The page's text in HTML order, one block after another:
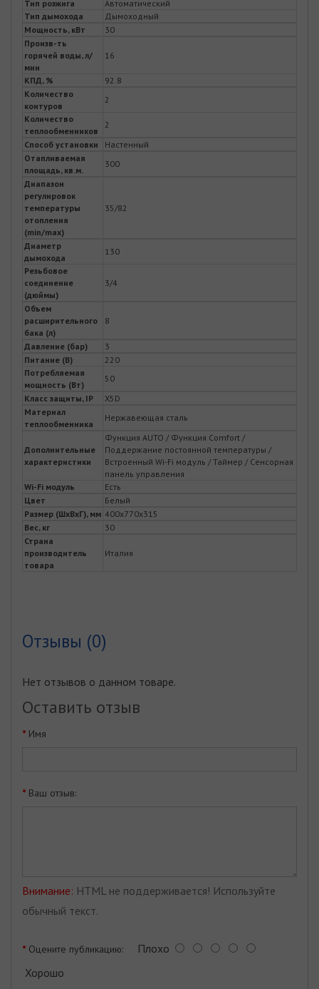
Тип розжига
Автоматический
Тип дымохода
Дымоходный
Мощность, кВт
30
Произв-ть
горячей воды, л/
мин
16
КПД, %
92.8
Количество
контуров
2
Количество
теплообменников
2
Способ установки
Настенный
Отапливаемая
площадь, кв.м.
300
Диапазон
регулировок
температуры
отопления
(min/max)
35/82
Диаметр
дымохода
130
Резьбовое
соединение
(дюймы)
3/4
Объем
расширительного
бака (л)
8
Давление (бар)
3
Питание (В)
220
Потребляемая
мощность (Вт)
50
Класс защиты, IP
X5D
Материал
теплообменника
Нержавеющая сталь
Дополнительные
характеристики
Функция AUTO / Функция Comfort /
Поддержание постоянной температуры /
Встроенный Wi-Fi модуль / Таймер / Сенсорная
панель управления
Wi-Fi модуль
Есть
Цвет
Белый
Размер (ШхВхГ), мм 400х770х315
Вес, кг
30
Страна
производитель
товара
Италия
Отзывы (0)
Нет отзывов о данном товаре.
Оставить отзыв
Имя
Ваш отзыв:
Внимание: HTML не поддерживается! Используйте
обычный текст.
Оцените публикацию: Плохо
Хорошо